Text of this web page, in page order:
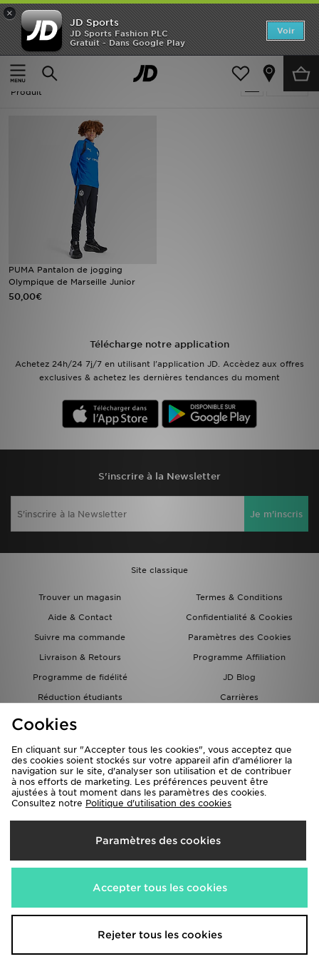
×
JD Sports
JD Sports Fashion PLC
Gratuit - Dans Google Play
Voir
Accueil
Enfant
Enfant - PUMA Pantalons De Jogging
Produit
PUMA Pantalon de jogging
Olympique de Marseille Junior
50,00€
Télécharge notre application
Achetez 24h/24 7j/7 en utilisant l'application JD. Accèdez aux offres
exclusives & achetez les dernières tendances du moment
S'inscrire à la Newsletter
Je m'inscris
Site classique
Trouver un magasin
Termes & Conditions
Aide & Contact
Confidentialité & Cookies
Suivre ma commande
Paramètres des Cookies
Livraison & Retours
Programme Affiliation
Programme de fidélité
JD Blog
Réduction étudiants
Carrières
Carte Cadeau
Livraison Vers
France
Nous acceptons les méthodes de paiement suivantes
Visitez notre site corporate www.jdplc.com
Accueil
Nouveautés
Homme
Sports
Service client
Nos Magasins
Télécharge l'Appli
Cookies
En cliquant sur "Accepter tous les cookies", vous acceptez que
des cookies soient stockés sur votre appareil afin d'améliorer la
navigation sur le site, d'analyser son utilisation et de contribuer
à nos efforts de marketing. Les préférences peuvent être
ajustées à tout moment dans les paramètres des cookies.
Consultez notre Politique d'utilisation des cookies
Paramètres des cookies
Accepter tous les cookies
Rejeter tous les cookies